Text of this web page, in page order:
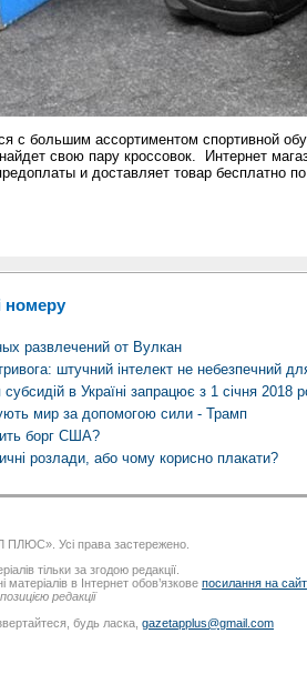
с большим ассортиментом спортивной
свою пару кроссовок. Интернет
и доставляет товар бесплатно
номеру
развлечений от Вулкан
штучний інтелект не небезпечний
субсидій в Україні запрацює з 1 січня 2018
мир за допомогою сили - Трамп
борг США?
розлади, або чому корисно плакати?
Усі права застережено.
тільки за згодою редакції.
матеріалів в Інтернет обов’язкове посилання на
редакції
будь ласка, gazetapplus@gmail.com